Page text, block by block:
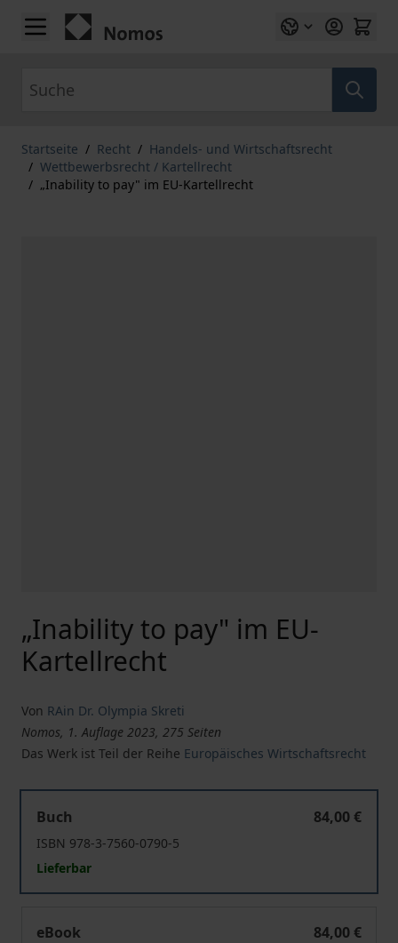
Zum Inhalt springen
Startseite / Recht / Handels- und Wirtschaftsrecht
/ Wettbewerbsrecht / Kartellrecht
/ „Inability to pay" im EU-Kartellrecht
„Inability to pay" im EU-
Kartellrecht
Von RAin Dr. Olympia Skreti
Nomos, 1. Auflage 2023, 275 Seiten
Das Werk ist Teil der Reihe Europäisches Wirtschaftsrecht
Buch
84,00 €
ISBN 978-3-7560-0790-5
Lieferbar
eBook
84,00 €